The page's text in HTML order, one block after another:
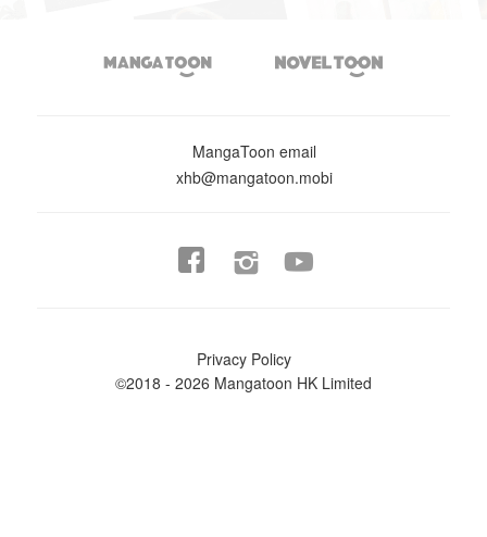
 
MangaToon email
xhb@mangatoon.mobi
 
Privacy Policy
©2018 - 2026 Mangatoon HK Limited